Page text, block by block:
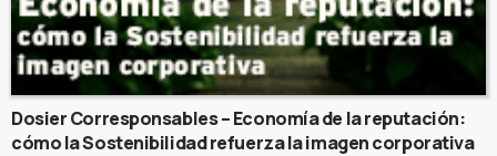
Dosier Corresponsables – Economía de la reputación:
cómo la Sostenibilidad refuerza la imagen corporativa